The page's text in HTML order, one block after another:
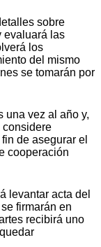
sobre
evaluará las
los
del mismo
se tomarán por
una vez al año y,
considere
de asegurar el
cooperación
levantar acta del
firmarán en
recibirá uno